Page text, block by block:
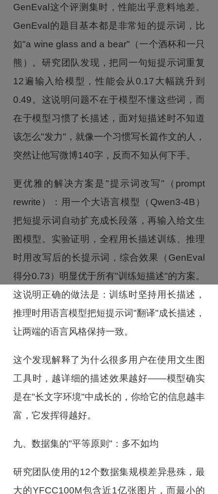
GenEval这个评测集时，性能出乎意料地差。
GenEval的题目基本都是非常短的提示词，比
如"a wine glass and a bear"（一个酒杯和一只
熊）。研究团队发现，把同一句短提示词重复
12遍输入给模型，性能会从0.17大幅跳升到
0.49。这说明问题不在于模型不懂这些词，而
在于模型习惯了长描述，面对短描述时不知道
该怎么"发力"，就像一个习惯写长篇作文的人，
突然让他写微博140字，反而不知从何下手。
更优雅的解决方案是"提示词改写"（prompt
rewrite）：用一个大语言模型（Qwen3-4B）
把短提示词自动扩充成长段落，再输入给文生
图模型。实验证明，全程用长描述训练、推理
时用改写后的长提示词，综合效果（GenEval
得分0.73）明显优于所有"训练短描述"的方案。
这说明正确的做法是：训练时坚持用长描述，
推理时用语言模型把短提示词"翻译"成长描述，
让两端的语言风格保持一致。
这个发现解释了为什么很多用户在使用文生图
工具时，越详细的描述效果越好——模型确实
是在"长文字环境"中成长的，你给它的信息越丰
富，它发挥得越好。
九、数据集的"平等原则"：多不如均
研究团队使用的12个数据集规模差异悬殊，最
大的YFCC100M包含近1亿张图片，而最小的